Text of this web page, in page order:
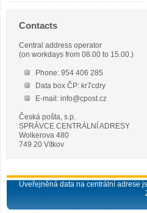
Contacts
Central address operator
(on workdays from 08.00 to 15.00.)
Phone: 954 406 285
Data box ČP: kr7cdry
E-mail: info@cpost.cz
Česká pošta, s.p.
SPRÁVCE CENTRÁLNÍ ADRESY
Wolkerova 480
749 20 Vítkov
Uveřejněná data na centrální adrese